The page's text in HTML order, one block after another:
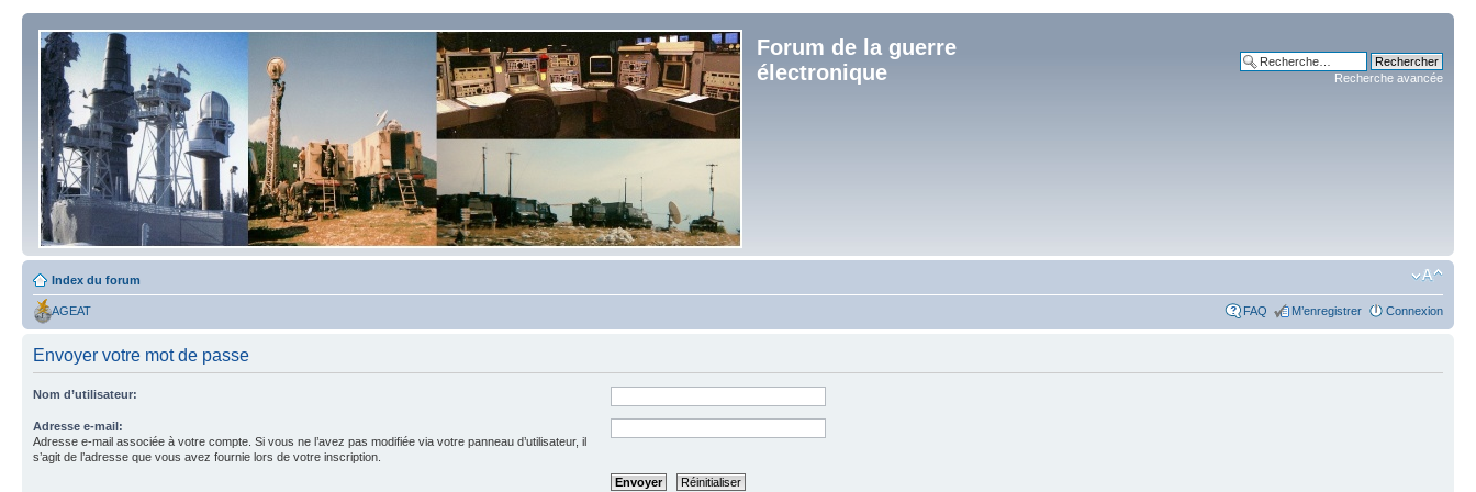
Forum de la guerre
électronique
Recherche avancée
Index du forum
AGEAT FAQ M’enregistrer Connexion
Envoyer votre mot de passe
Nom d’utilisateur:
Adresse e-mail:
Adresse e-mail associée à votre compte. Si vous ne l’avez pas modifiée via votre panneau d’utilisateur, il
s’agit de l’adresse que vous avez fournie lors de votre inscription.